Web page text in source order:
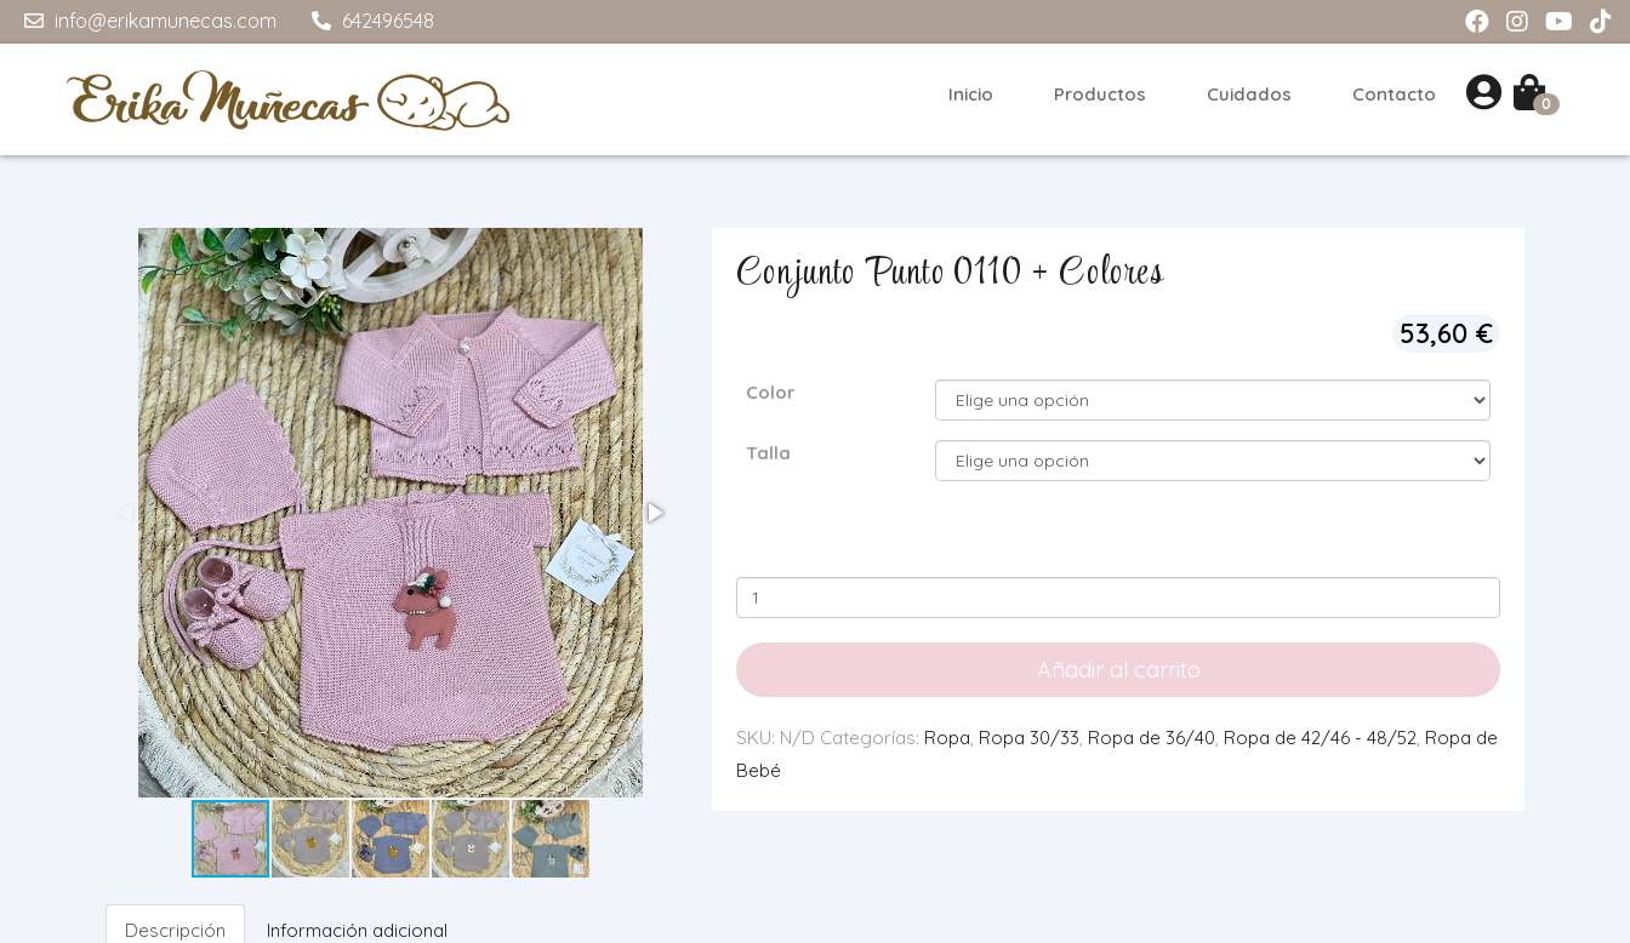
info@erikamunecas.com 642496548
0
Inicio Productos Cuidados Contacto
Conjunto Punto 0110 + Colores
53,60 €
Color
Talla
Conjunto
Punto
0110
+
Añadir al carrito
SKU: N/D Categorías: Ropa, Ropa 30/33, Ropa de 36/40, Ropa de 42/46 - 48/52, Ropa de
Bebé
Descripción Información adicional